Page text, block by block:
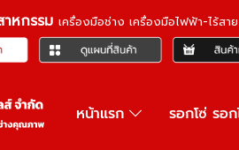
หกรรม เครื่องมือช่าง เครื่องมือไฟฟ้า-ไร้ส
หน้าแรก รอกโซ่ รอ